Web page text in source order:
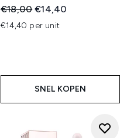
Recommended Retail Price:
€18,00Huidige prijs:
€14,40
€14,40 per unit
SNEL KOPEN